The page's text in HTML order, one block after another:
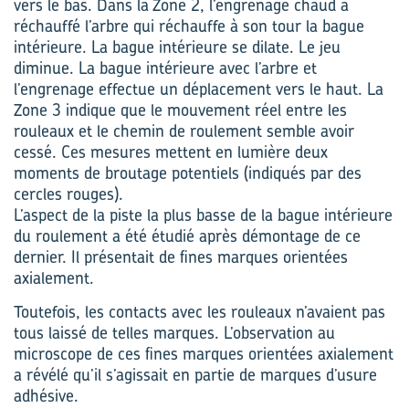
vers le bas. Dans la Zone 2, l’engrenage chaud a
réchauffé l’arbre qui réchauffe à son tour la bague
intérieure. La bague intérieure se dilate. Le jeu
diminue. La bague intérieure avec l’arbre et
l’engrenage effectue un déplacement vers le haut. La
Zone 3 indique que le mouvement réel entre les
rouleaux et le chemin de roulement semble avoir
cessé. Ces mesures mettent en lumière deux
moments de broutage potentiels (indiqués par des
cercles rouges).
L’aspect de la piste la plus basse de la bague intérieure
du roulement a été étudié après démontage de ce
dernier. Il présentait de fines marques orientées
axialement.
Toutefois, les contacts avec les rouleaux n’avaient pas
tous laissé de telles marques. L’observation au
microscope de ces fines marques orientées axialement
a révélé qu’il s’agissait en partie de marques d’usure
adhésive.